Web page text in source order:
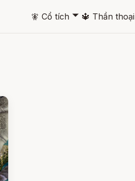
🧚 Cổ tích 🞃 🔱 Thần thoại